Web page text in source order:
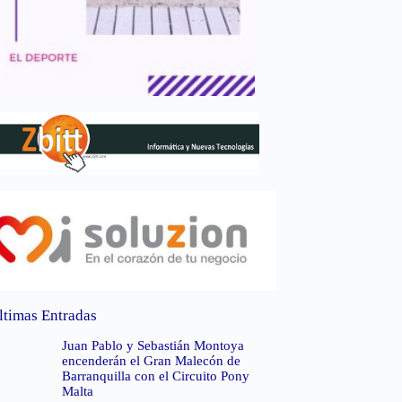
Entradas
Juan Pablo y Sebastián Montoya
encenderán el Gran Malecón de
Barranquilla con el Circuito Pony
Malta